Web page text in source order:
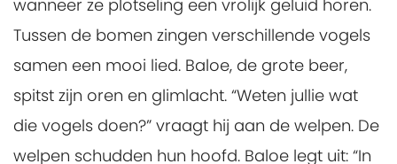
wanneer ze plotseling een vrolijk geluid horen.
Tussen de bomen zingen verschillende vogels
samen een mooi lied. Baloe, de grote beer,
spitst zijn oren en glimlacht. “Weten jullie wat
die vogels doen?” vraagt hij aan de welpen. De
welpen schudden hun hoofd. Baloe legt uit: “In